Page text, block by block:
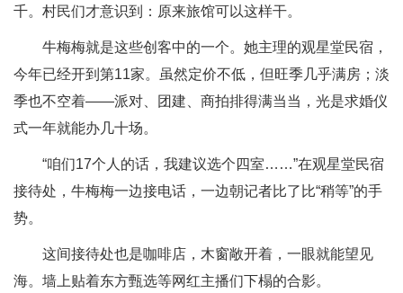
千。村民们才意识到：原来旅馆可以这样干。
牛梅梅就是这些创客中的一个。她主理的观星堂民宿，
今年已经开到第11家。虽然定价不低，但旺季几乎满房；淡
季也不空着——派对、团建、商拍排得满当当，光是求婚仪
式一年就能办几十场。
“咱们17个人的话，我建议选个四室……”在观星堂民宿
接待处，牛梅梅一边接电话，一边朝记者比了比“稍等”的手
势。
这间接待处也是咖啡店，木窗敞开着，一眼就能望见
海。墙上贴着东方甄选等网红主播们下榻的合影。